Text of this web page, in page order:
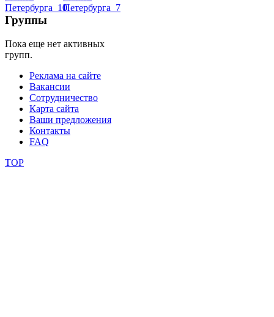
Группы
Пока еще нет активных
групп.
Реклама на сайте
Вакансии
Сотрудничество
Карта сайта
Ваши предложения
Контакты
FAQ
TOP